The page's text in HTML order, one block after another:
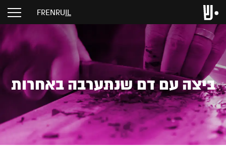
IL
RU
EN
FR
ביצה עם דם שנתערבה באחרות